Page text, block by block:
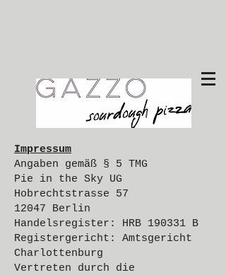
Impressum
Angaben gemäß § 5 TMG
Pie in the Sky UG
Hobrechtstrasse 57
12047 Berlin
Handelsregister: HRB 190331 B
Registergericht: Amtsgericht
Charlottenburg
Vertreten durch die